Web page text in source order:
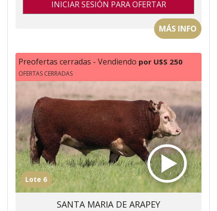
INICIAR SESIÓN PARA OFERTAR
MÁS INFO
Preofertas cerradas - Vendiendo por U$S 250
OFERTAS CERRADAS
Lote 6
SANTA MARIA DE ARAPEY